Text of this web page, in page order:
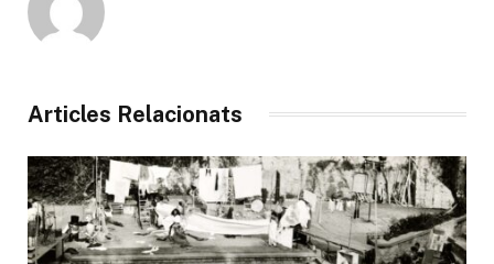
Articles Relacionats